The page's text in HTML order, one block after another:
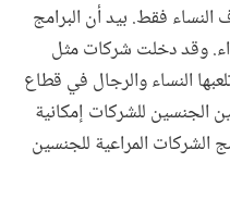
فقط. بيد أن البرامج
وقد دخلت شركات مثل
النساء والرجال في قطاع
الجنسين للشركات إمكانية
الشركات المراعية للجنسين